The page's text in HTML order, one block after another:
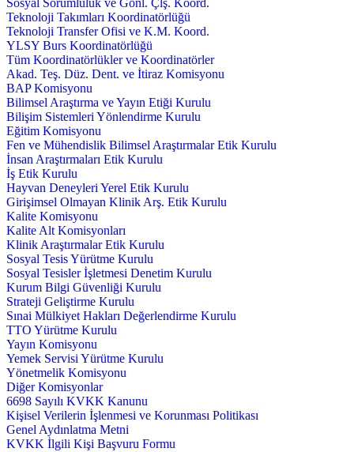
Sosyal Sorumluluk ve Gönl. Çlş. Koord.
Teknoloji Takımları Koordinatörlüğü
Teknoloji Transfer Ofisi ve K.M. Koord.
YLSY Burs Koordinatörlüğü
Tüm Koordinatörlükler ve Koordinatörler
Akad. Teş. Düz. Dent. ve İtiraz Komisyonu
BAP Komisyonu
Bilimsel Araştırma ve Yayın Etiği Kurulu
Bilişim Sistemleri Yönlendirme Kurulu
Eğitim Komisyonu
Fen ve Mühendislik Bilimsel Araştırmalar Etik Kurulu
İnsan Araştırmaları Etik Kurulu
İş Etik Kurulu
Hayvan Deneyleri Yerel Etik Kurulu
Girişimsel Olmayan Klinik Arş. Etik Kurulu
Kalite Komisyonu
Kalite Alt Komisyonları
Klinik Araştırmalar Etik Kurulu
Sosyal Tesis Yürütme Kurulu
Sosyal Tesisler İşletmesi Denetim Kurulu
Kurum Bilgi Güvenliği Kurulu
Strateji Geliştirme Kurulu
Sınai Mülkiyet Hakları Değerlendirme Kurulu
TTO Yürütme Kurulu
Yayın Komisyonu
Yemek Servisi Yürütme Kurulu
Yönetmelik Komisyonu
Diğer Komisyonlar
6698 Sayılı KVKK Kanunu
Kişisel Verilerin İşlenmesi ve Korunması Politikası
Genel Aydınlatma Metni
KVKK İlgili Kişi Başvuru Formu